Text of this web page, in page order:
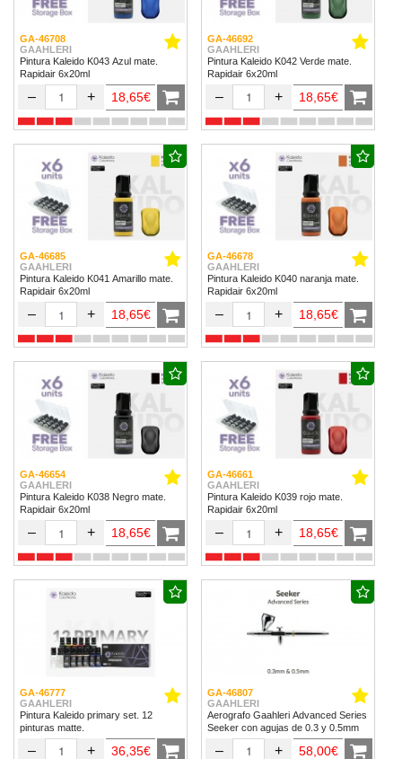
GA-46708
GAAHLERI
Pintura Kaleido K043 Azul mate.
Rapidair 6x20ml
– + 18,65€
GA-46692
GAAHLERI
Pintura Kaleido K042 Verde mate.
Rapidair 6x20ml
– + 18,65€
GA-46685
GAAHLERI
Pintura Kaleido K041 Amarillo mate.
Rapidair 6x20ml
– + 18,65€
GA-46678
GAAHLERI
Pintura Kaleido K040 naranja mate.
Rapidair 6x20ml
– + 18,65€
GA-46654
GAAHLERI
Pintura Kaleido K038 Negro mate.
Rapidair 6x20ml
– + 18,65€
GA-46661
GAAHLERI
Pintura Kaleido K039 rojo mate.
Rapidair 6x20ml
– + 18,65€
GA-46777
GAAHLERI
Pintura Kaleido primary set. 12
pinturas matte.
– + 36,35€
GA-46807
GAAHLERI
Aerografo Gaahleri Advanced Series
Seeker con agujas de 0.3 y 0.5mm
– + 58,00€